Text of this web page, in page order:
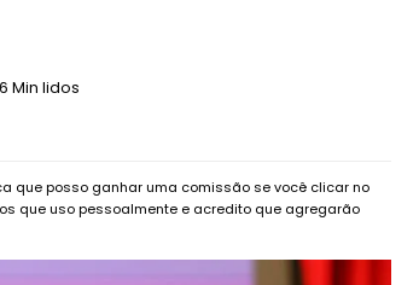
6 Min lidos
que posso ganhar uma comissão se você clicar no
que uso pessoalmente e acredito que agregarão